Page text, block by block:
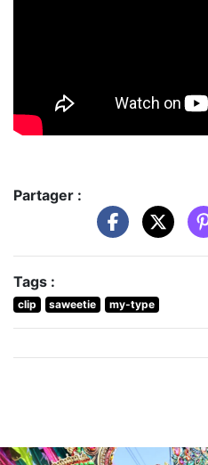
Partager :
Tags :
clip saweetie my-type